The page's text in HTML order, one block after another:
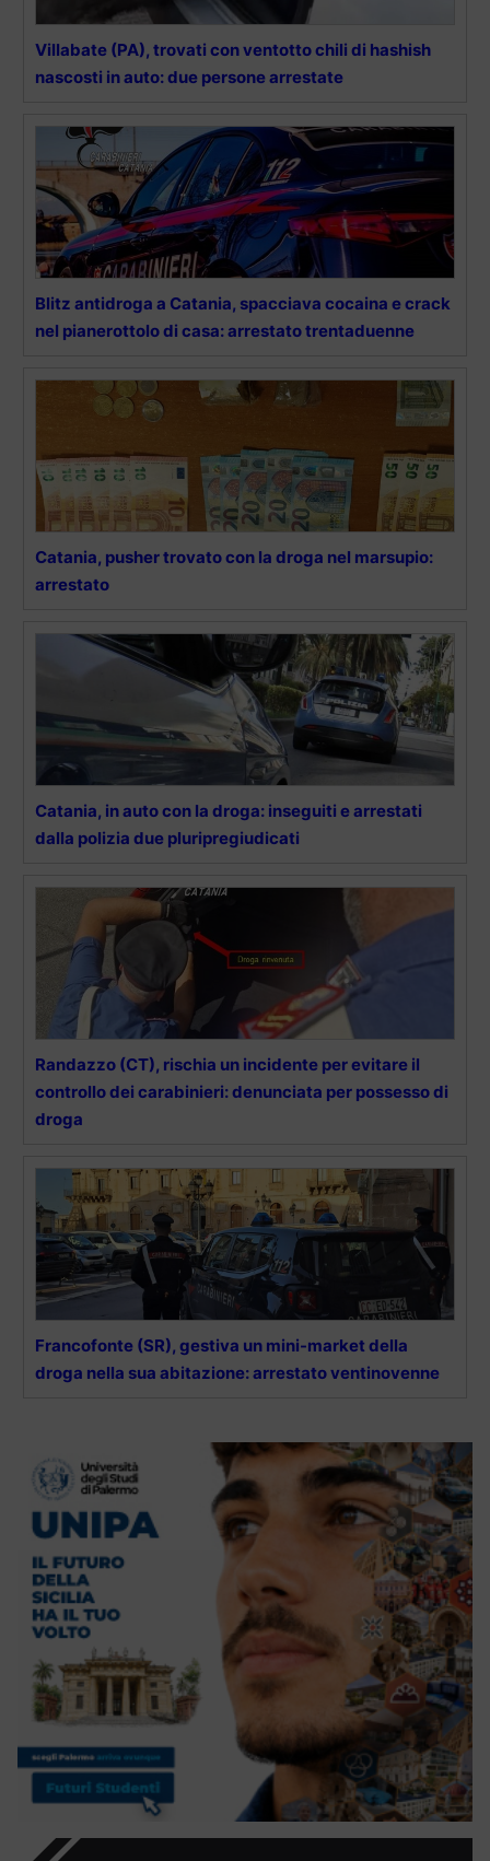
Villabate (PA), trovati con ventotto chili di hashish
nascosti in auto: due persone arrestate
Blitz antidroga a Catania, spacciava cocaina e crack
nel pianerottolo di casa: arrestato trentaduenne
Catania, pusher trovato con la droga nel marsupio:
arrestato
Catania, in auto con la droga: inseguiti e arrestati
dalla polizia due pluripregiudicati
Randazzo (CT), rischia un incidente per evitare il
controllo dei carabinieri: denunciata per possesso di
droga
Francofonte (SR), gestiva un mini-market della
droga nella sua abitazione: arrestato ventinovenne